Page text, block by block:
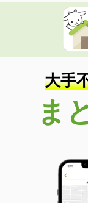
大手
ま